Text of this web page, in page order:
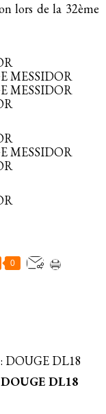
lors de la 32ème
0
DL18